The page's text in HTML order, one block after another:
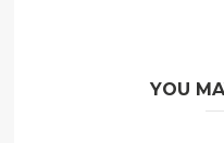
YOU